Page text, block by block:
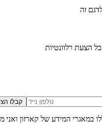
הצעת רלוונטיות
קבלו
במאגרי המידע של קארזון